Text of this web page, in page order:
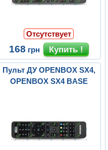
Отсутствует
168 грн
Пульт ДУ OPENBOX SX4,
OPENBOX SX4 BASE